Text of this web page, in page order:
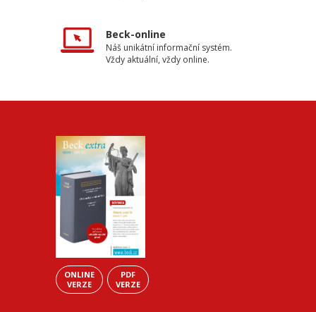
Beck-online
Náš unikátní informační systém.
Vždy aktuální, vždy online.
ONLINE
VERZE
PDF
VERZE